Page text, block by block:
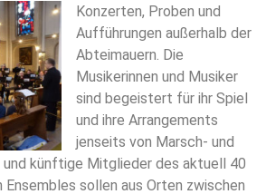
Konzerten, Proben und
Aufführungen außerhalb der
Abteimauern. Die
Musikerinnen und Musiker
sind begeistert für ihr Spiel
und ihre Arrangements
jenseits von Marsch- und
künftige Mitglieder des aktuell 40
Ensembles sollen aus Orten zwischen